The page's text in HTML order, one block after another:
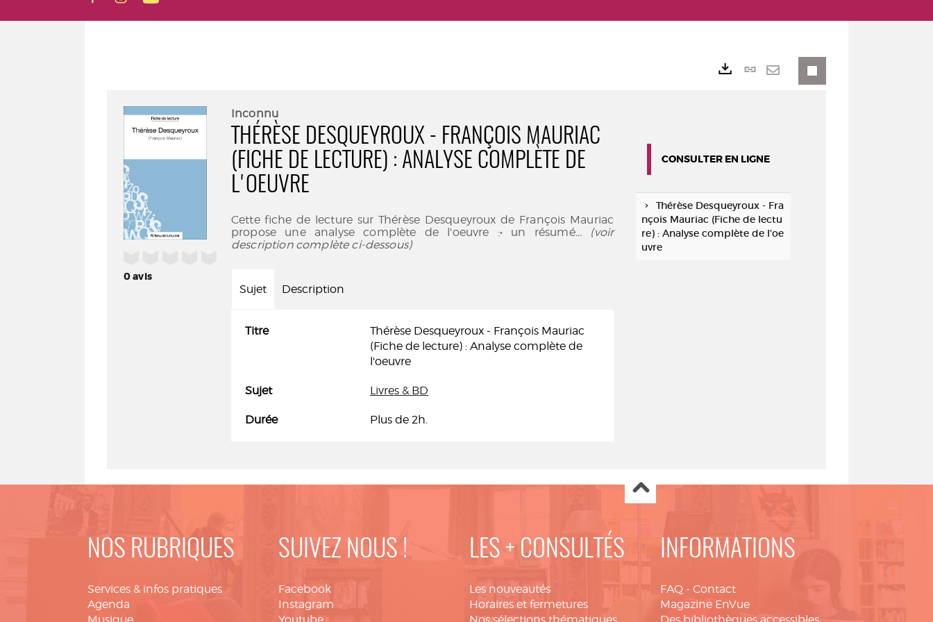
0avis
Inconnu
THÉRÈSE DESQUEYROUX - FRANÇOIS MAURIAC
(FICHE DE LECTURE) : ANALYSE COMPLÈTE DE
L'OEUVRE
Cette fiche de lecture sur Thérèse Desqueyroux de François Mauriac
propose une analyse complète de l'oeuvre :• un résumé... (voir
description complète ci-dessous)
Sujet Description
Titre
Thérèse Desqueyroux - François Mauriac
(Fiche de lecture) : Analyse complète de
l'oeuvre
Sujet Livres & BD
Durée Plus de 2h.
Lien
CONSULTER EN LIGNE
Thérèse Desqueyroux - Fra
nçois Mauriac (Fiche de lectu
re) : Analyse complète de l'oe
uvre
NOS RUBRIQUES
Services & infos pratiques
Agenda
SUIVEZ NOUS !
Facebook
Instagram
LES + CONSULTÉS
Les nouveautés
Horaires et fermetures
INFORMATIONS
FAQ - Contact
Magazine EnVue